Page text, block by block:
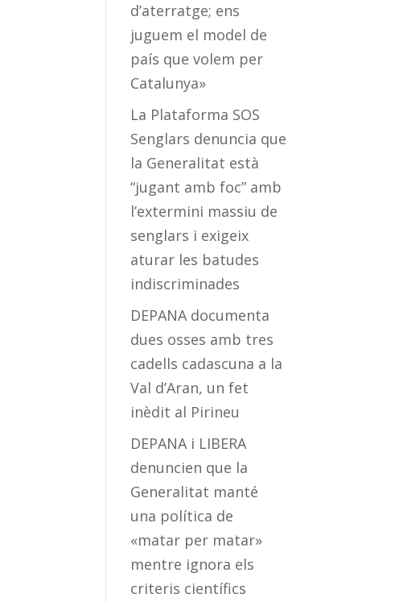
d’aterratge; ens
juguem el model de
país que volem per
Catalunya»
La Plataforma SOS
Senglars denuncia que
la Generalitat està
“jugant amb foc” amb
l’extermini massiu de
senglars i exigeix
aturar les batudes
indiscriminades
DEPANA documenta
dues osses amb tres
cadells cadascuna a la
Val d’Aran, un fet
inèdit al Pirineu
DEPANA i LIBERA
denuncien que la
Generalitat manté
una política de
«matar per matar»
mentre ignora els
criteris científics